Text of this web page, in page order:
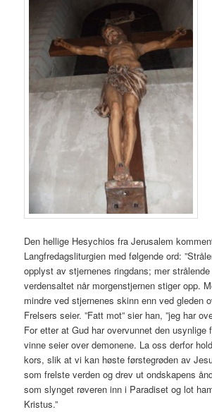
Den hellige Hesychios fra Jerusalem
Langfredagsliturgien med følgende ord:
opplyst av stjernenes ringdans; mer
verdensaltet når morgenstjernen stiger opp.
mindre ved stjernenes skinn enn ved gleden
Frelsers seier. ”Fatt mot” sier han, ”jeg har
For etter at Gud har overvunnet den usynlige
vinne seier over demonene. La oss derfor
kors, slik at vi kan høste førstegrøden av
som frelste verden og drev ut ondskapens
som slynget røveren inn i Paradiset og lot
Kristus.”